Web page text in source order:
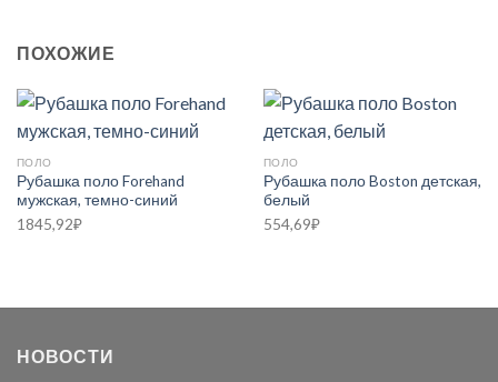
ПОХОЖИЕ
ПОЛО
Рубашка поло Forehand
мужская, темно-синий
1845,92₽
ПОЛО
Рубашка поло Boston детская,
белый
554,69₽
НОВОСТИ